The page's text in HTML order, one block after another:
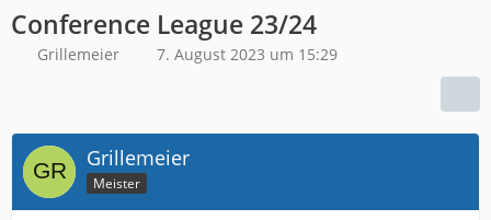
Conference League 23/24
Grillemeier 7. August 2023 um 15:29
Grillemeier
Meister